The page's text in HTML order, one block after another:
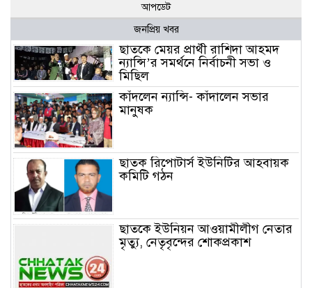
আপডেট
জনপ্রিয় খবর
ছাতকে মেয়র প্রার্থী রাশিদা আহমদ
ন্যান্সি’র সমর্থনে নির্বাচনী সভা ও
মিছিল
কাঁদলেন ন্যান্সি- কাঁদালেন সভার
মানুষক
ছাতক রিপোটার্স ইউনিটির আহবায়ক
কমিটি গঠন
ছাতকে ইউনিয়ন আওয়ামীলীগ নেতার
মৃত্যু, নেতৃবৃন্দের শোকপ্রকাশ